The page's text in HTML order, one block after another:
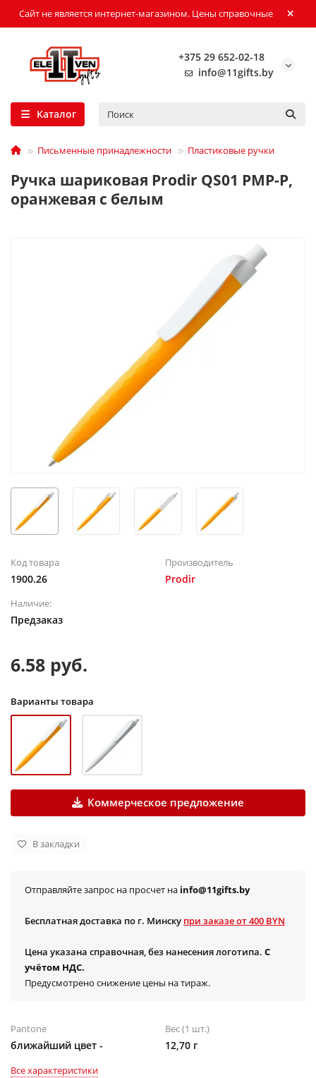
Сайт не является интернет-магазином. Цены справочные
+375 29 652-02-18
info@11gifts.by
Каталог
Письменные принадлежности Пластиковые ручки
Ручка шариковая Prodir QS01 PMP-P,
оранжевая с белым
Код товара
1900.26
Производитель
Prodir
Наличие:
Предзаказ
6.58 руб.
Варианты товара
Коммерческое предложение
В закладки
Отправляйте запрос на просчет на info@11gifts.by
Бесплатная доставка по г. Минску при заказе от 400 BYN
Цена указана справочная, без нанесения логотипа. С
учётом НДС.
Предусмотрено снижение цены на тираж.
Pantone
ближайший цвет -
Вес (1 шт.)
12,70 г
Все характеристики